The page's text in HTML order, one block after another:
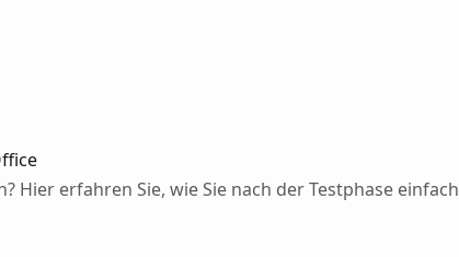
Hier erfahren Sie, wie Sie nach der Testphase einfach